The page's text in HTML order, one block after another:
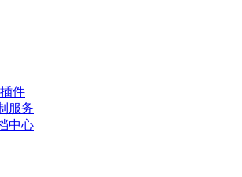
件
服务
中心